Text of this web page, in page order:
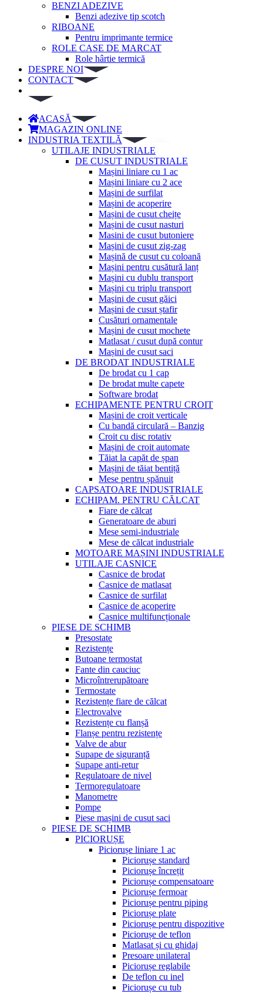
BENZI ADEZIVE
Benzi adezive tip scotch
RIBOANE
Pentru imprimante termice
ROLE CASE DE MARCAT
Role hârtie termică
DESPRE NOI
CONTACT
ACASĂ
MAGAZIN ONLINE
INDUSTRIA TEXTILĂ
UTILAJE INDUSTRIALE
DE CUSUT INDUSTRIALE
Mașini liniare cu 1 ac
Mașini liniare cu 2 ace
Mașini de surfilat
Mașini de acoperire
Mașini de cusut cheițe
Mașini de cusut nasturi
Masini de cusut butoniere
Mașini de cusut zig-zag
Mașină de cusut cu coloană
Mașini pentru cusătură lanț
Mașini cu dublu transport
Mașini cu triplu transport
Mașini de cusut găici
Mașini de cusut ștafir
Cusături ornamentale
Mașini de cusut mochete
Matlasat / cusut după contur
Mașini de cusut saci
DE BRODAT INDUSTRIALE
De brodat cu 1 cap
De brodat multe capete
Software brodat
ECHIPAMENTE PENTRU CROIT
Mașini de croit verticale
Cu bandă circulară – Banzig
Croit cu disc rotativ
Mașini de croit automate
Tăiat la capăt de șpan
Mașini de tăiat bentiță
Mese pentru șpănuit
CAPSATOARE INDUSTRIALE
ECHIPAM. PENTRU CĂLCAT
Fiare de călcat
Generatoare de aburi
Mese semi-industriale
Mese de călcat industriale
MOTOARE MAȘINI INDUSTRIALE
UTILAJE CASNICE
Casnice de brodat
Casnice de matlasat
Casnice de surfilat
Casnice de acoperire
Casnice multifuncționale
PIESE DE SCHIMB
Presostate
Rezistențe
Butoane termostat
Fante din cauciuc
Microîntrerupătoare
Termostate
Rezistențe fiare de călcat
Electrovalve
Rezistențe cu flanșă
Flanșe pentru rezistențe
Valve de abur
Supape de siguranță
Supape anti-retur
Regulatoare de nivel
Termoregulatoare
Manometre
Pompe
Piese mașini de cusut saci
PIESE DE SCHIMB
PICIORUȘE
Piciorușe liniare 1 ac
Piciorușe standard
Piciorușe încrețit
Piciorușe compensatoare
Piciorușe fermoar
Piciorușe pentru piping
Piciorușe plate
Piciorușe pentru dispozitive
Piciorușe de teflon
Matlasat și cu ghidaj
Presoare unilateral
Piciorușe reglabile
De teflon cu inel
Piciorușe cu tub